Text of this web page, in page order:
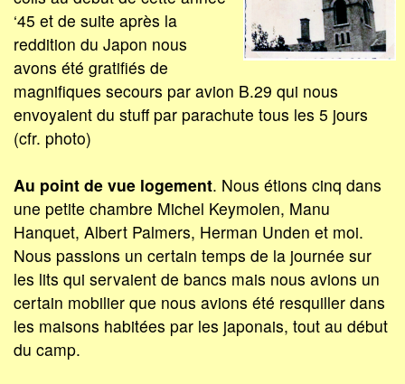
‘45 et de suite après la
reddition du Japon nous
avons été gratifiés de
magnifiques secours par avion B.29 qui nous
envoyaient du stuff par parachute tous les 5 jours
(cfr. photo)
Au point de vue logement. Nous étions cinq dans
une petite chambre Michel Keymolen, Manu
Hanquet, Albert Palmers, Herman Unden et moi.
Nous passions un certain temps de la journée sur
les lits qui servaient de bancs mais nous avions un
certain mobilier que nous avions été resquiller dans
les maisons habitées par les japonais, tout au début
du camp.